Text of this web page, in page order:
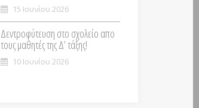
15 Ιουνίου 2026
Δεντροφύτευση στο σχολείο απο
τους μαθητές της Δ’ τάξης!
10 Ιουνίου 2026